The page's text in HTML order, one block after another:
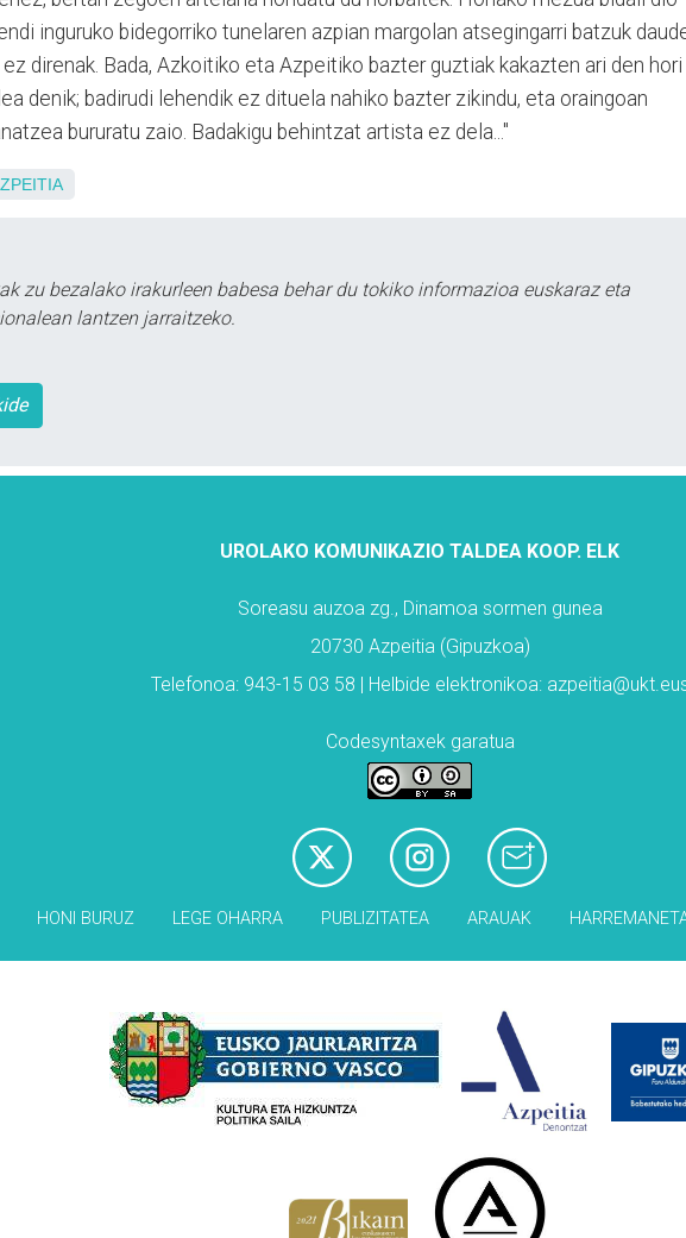
inguruko bidegorriko tunelaren azpian margolan atsegingarri batzuk
direnak. Bada, Azkoitiko eta Azpeitiko bazter guztiak kakazten ari den hori
denik; badirudi lehendik ez dituela nahiko bazter zikindu, eta oraingoan
bururatu zaio. Badakigu behintzat artista ez dela..."
zu bezalako irakurleen babesa behar du tokiko informazioa euskaraz eta
lantzen jarraitzeko.
UROLAKO KOMUNIKAZIO TALDEA KOOP. ELK
Soreasu auzoa zg., Dinamoa sormen gunea
20730 Azpeitia (Gipuzkoa)
Telefonoa: 943-15 03 58 | Helbide elektronikoa:
Codesyntaxek garatua
HONI BURUZ LEGE OHARRA PUBLIZITATEA ARAUAK